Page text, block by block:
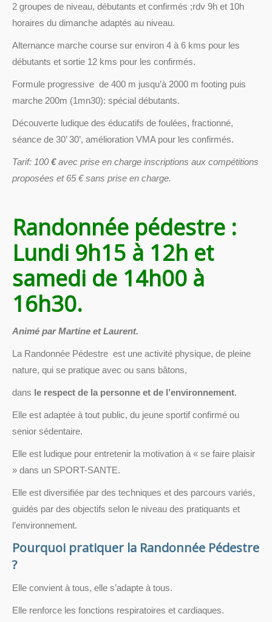
2 groupes de niveau, débutants et confirmés ;rdv 9h et 10h
horaires du dimanche adaptés au niveau.
Alternance marche course sur environ 4 à 6 kms pour les
débutants et sortie 12 kms pour les confirmés.
Formule progressive de 400 m jusqu’à 2000 m footing puis
marche 200m (1mn30): spécial débutants.
Découverte ludique des éducatifs de foulées, fractionné,
séance de 30’ 30’, amélioration VMA pour les confirmés.
Tarif: 100€avec prise en charge inscriptions aux compétitions
proposées et 65 € sans prise en charge.
Randonnée pédestre :
Lundi 9h15 à 12h et
samedi de 14h00 à
16h30.
Animé par Martine et Laurent.
La Randonnée Pédestre est une activité physique, de pleine
nature, qui se pratique avec ou sans bâtons,
dans le respect de la personne et de l’environnement.
Elle est adaptée à tout public, du jeune sportif confirmé ou
senior sédentaire.
Elle est ludique pour entretenir la motivation à « se faire plaisir
» dans un SPORT-SANTE.
Elle est diversifiée par des techniques et des parcours variés,
guidés par des objectifs selon le niveau des pratiquants et
l’environnement.
Pourquoi pratiquer la Randonnée Pédestre
?
Elle convient à tous, elle s’adapte à tous.
Elle renforce les fonctions respiratoires et cardiaques.